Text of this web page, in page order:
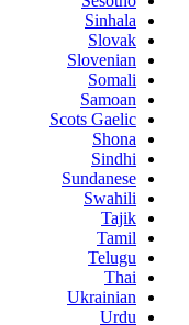
Sinhala
Slovak
Slovenian
Somali
Samoan
Scots Gaelic
Shona
Sindhi
Sundanese
Swahili
Tajik
Tamil
Telugu
Thai
Ukrainian
Urdu